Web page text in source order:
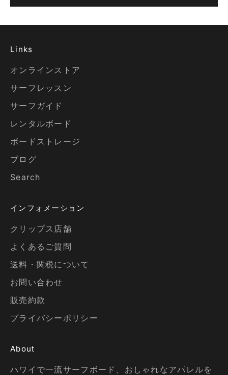
Links
オンラインストア
サーフレッスン
サーフガイド
レンタルボード
ボードストレージ
ブログ
Search
インフォメーション
クリップス店舗
よくあるご質問
送料・関税について
お問い合わせ
販売約款
プライバシーポリシー
About
ハワイで一流サーフボード、おしゃれなアパレルを